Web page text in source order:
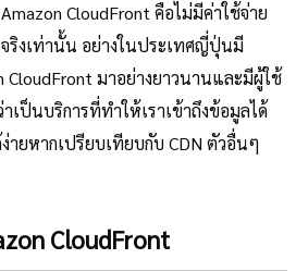
CloudFront คือไม่มีค่าใช้จ่าย
ริงเท่านั้น อย่างในประเทศญี่ปุ่นมี
CloudFront มาอย่างยาวนานและมีผู้ใช้
เป็นบริการที่ทำให้เราเข้าถึงข้อมูลได้
ายหากเปรียบเทียบกับ CDN ตัวอื่นๆ
CloudFront